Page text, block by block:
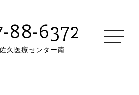
88-6372
久医療センター南